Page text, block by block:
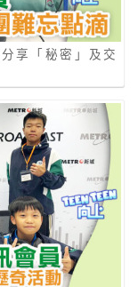
享「秘密」及交